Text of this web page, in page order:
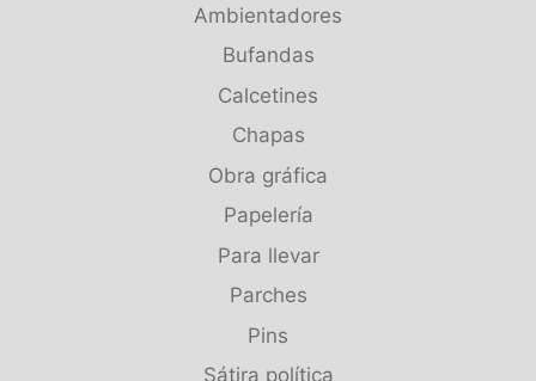
Ambientadores
Bufandas
Calcetines
Chapas
Obra gráfica
Papelería
Para llevar
Parches
Pins
Sátira política